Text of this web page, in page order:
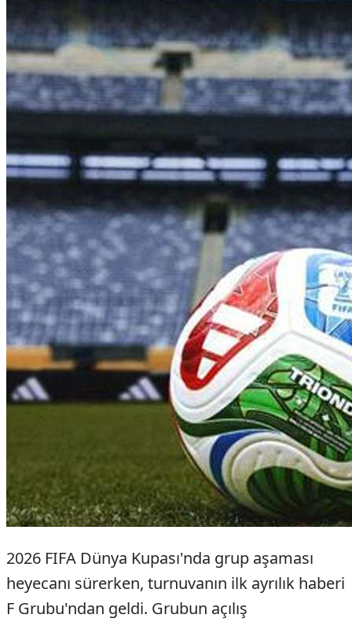
2026 FIFA Dünya Kupası'nda grup aşaması
heyecanı sürerken, turnuvanın ilk ayrılık haberi
F Grubu'ndan geldi. Grubun açılış